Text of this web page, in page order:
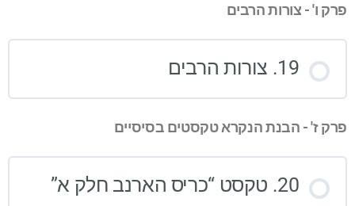
פרק ו' - צורות הרבים
19. צורות הרבים
פרק ז' - הבנת הנקרא טקסטים בסיסיים
20. טקסט “כריס הארנב חלק א”